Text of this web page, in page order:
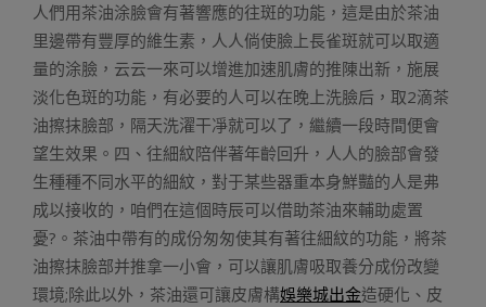
人們用茶油涂臉會有著響應的往斑的功能，這是由於茶油
里邊帶有豐厚的維生素，人人倘使臉上長雀斑就可以取適
量的涂臉，云云一來可以增進加速肌膚的推陳出新，施展
淡化色斑的功能，有必要的人可以在晚上洗臉后，取2滴茶
油擦抹臉部，隔天洗濯干凈就可以了，繼續一段時間便會
望生效果。四、往細紋陪伴著年齡回升，人人的臉部會發
生種種不同水平的細紋，對于某些器重本身鮮豔的人是弗
成以接收的，咱們在這個時辰可以借助茶油來輔助處置
憂?。茶油中帶有的成份匆匆使其有著往細紋的功能，將茶
油擦抹臉部并推拿一小會，可以讓肌膚吸取養分成份改變
環境;除此以外，茶油還可讓皮膚構娛樂城出金造硬化、皮